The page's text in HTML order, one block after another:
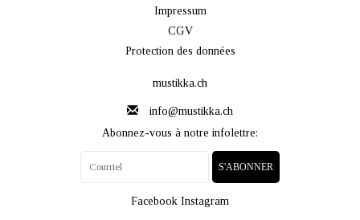
Impressum
CGV
Protection des données
mustikka.ch
info@mustikka.ch
Abonnez-vous à notre infolettre:
S'ABONNER
Facebook Instagram